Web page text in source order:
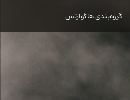
گروه‌بندی هاگوارتس